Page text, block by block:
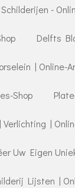
Schilderijen -
Delfts
| Online-
Shop
Verlichting |
Uw Eigen
Lijsten |